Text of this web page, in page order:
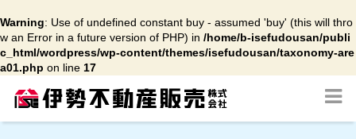
Warning: Use of undefined constant buy - assumed 'buy' (this will thro
w an Error in a future version of PHP) in /home/b-isefudousan/publi
c_html/wordpress/wp-content/themes/isefudousan/taxonomy-are
a01.php on line 17